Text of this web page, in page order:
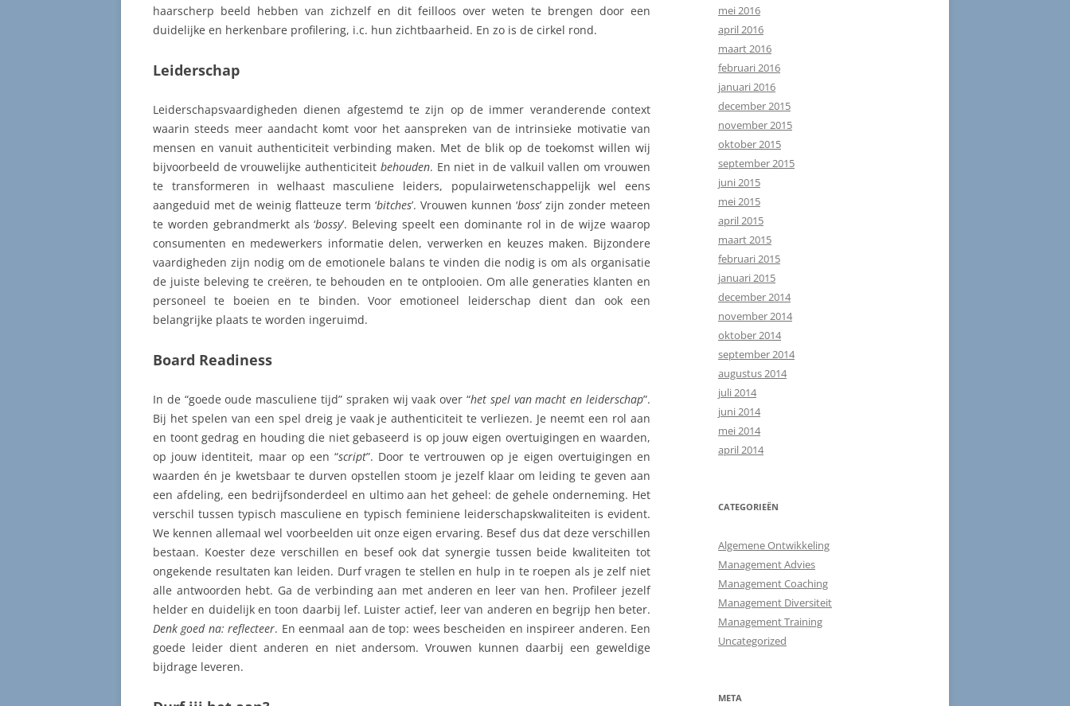
haarscherp beeld hebben van zichzelf en dit feilloos over weten te brengen door een
duidelijke en herkenbare profilering, i.c. hun zichtbaarheid. En zo is de cirkel rond.
Leiderschap
Leiderschapsvaardigheden dienen afgestemd te zijn op de immer veranderende context
waarin steeds meer aandacht komt voor het aanspreken van de intrinsieke motivatie van
mensen en vanuit authenticiteit verbinding maken. Met de blik op de toekomst willen wij
bijvoorbeeld de vrouwelijke authenticiteit behouden. En niet in de valkuil vallen om vrouwen
te transformeren in welhaast masculiene leiders, populairwetenschappelijk wel eens
aangeduid met de weinig flatteuze term ‘bitches’. Vrouwen kunnen ‘boss’ zijn zonder meteen
te worden gebrandmerkt als ‘bossy’. Beleving speelt een dominante rol in de wijze waarop
consumenten en medewerkers informatie delen, verwerken en keuzes maken. Bijzondere
vaardigheden zijn nodig om de emotionele balans te vinden die nodig is om als organisatie
de juiste beleving te creëren, te behouden en te ontplooien. Om alle generaties klanten en
personeel te boeien en te binden. Voor emotioneel leiderschap dient dan ook een
belangrijke plaats te worden ingeruimd.
Board Readiness
In de “goede oude masculiene tijd” spraken wij vaak over “het spel van macht en leiderschap”.
Bij het spelen van een spel dreig je vaak je authenticiteit te verliezen. Je neemt een rol aan
en toont gedrag en houding die niet gebaseerd is op jouw eigen overtuigingen en waarden,
op jouw identiteit, maar op een “script”. Door te vertrouwen op je eigen overtuigingen en
waarden én je kwetsbaar te durven opstellen stoom je jezelf klaar om leiding te geven aan
een afdeling, een bedrijfsonderdeel en ultimo aan het geheel: de gehele onderneming. Het
verschil tussen typisch masculiene en typisch feminiene leiderschapskwaliteiten is evident.
We kennen allemaal wel voorbeelden uit onze eigen ervaring. Besef dus dat deze verschillen
bestaan. Koester deze verschillen en besef ook dat synergie tussen beide kwaliteiten tot
ongekende resultaten kan leiden. Durf vragen te stellen en hulp in te roepen als je zelf niet
alle antwoorden hebt. Ga de verbinding aan met anderen en leer van hen. Profileer jezelf
helder en duidelijk en toon daarbij lef. Luister actief, leer van anderen en begrijp hen beter.
Denk goed na: reflecteer. En eenmaal aan de top: wees bescheiden en inspireer anderen. Een
goede leider dient anderen en niet andersom. Vrouwen kunnen daarbij een geweldige
bijdrage leveren.
mei 2016
april 2016
maart 2016
februari 2016
januari 2016
december 2015
november 2015
oktober 2015
september 2015
juni 2015
mei 2015
april 2015
maart 2015
februari 2015
januari 2015
december 2014
november 2014
oktober 2014
september 2014
augustus 2014
juli 2014
juni 2014
mei 2014
april 2014
CATEGORIEËN
Algemene Ontwikkeling
Management Advies
Management Coaching
Management Diversiteit
Management Training
Uncategorized
META